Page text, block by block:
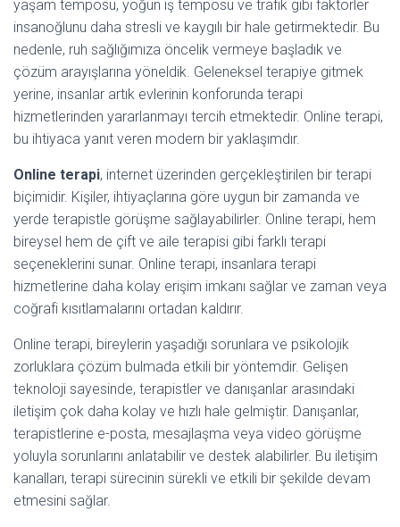
yaşam temposu, yoğun iş temposu ve trafik gibi faktörler
insanoğlunu daha stresli ve kaygılı bir hale getirmektedir. Bu
nedenle, ruh sağlığımıza öncelik vermeye başladık ve
çözüm arayışlarına yöneldik. Geleneksel terapiye gitmek
yerine, insanlar artık evlerinin konforunda terapi
hizmetlerinden yararlanmayı tercih etmektedir. Online terapi,
bu ihtiyaca yanıt veren modern bir yaklaşımdır.
Online terapi, internet üzerinden gerçekleştirilen bir terapi
biçimidir. Kişiler, ihtiyaçlarına göre uygun bir zamanda ve
yerde terapistle görüşme sağlayabilirler. Online terapi, hem
bireysel hem de çift ve aile terapisi gibi farklı terapi
seçeneklerini sunar. Online terapi, insanlara terapi
hizmetlerine daha kolay erişim imkanı sağlar ve zaman veya
coğrafi kısıtlamalarını ortadan kaldırır.
Online terapi, bireylerin yaşadığı sorunlara ve psikolojik
zorluklara çözüm bulmada etkili bir yöntemdir. Gelişen
teknoloji sayesinde, terapistler ve danışanlar arasındaki
iletişim çok daha kolay ve hızlı hale gelmiştir. Danışanlar,
terapistlerine e-posta, mesajlaşma veya video görüşme
yoluyla sorunlarını anlatabilir ve destek alabilirler. Bu iletişim
kanalları, terapi sürecinin sürekli ve etkili bir şekilde devam
etmesini sağlar.